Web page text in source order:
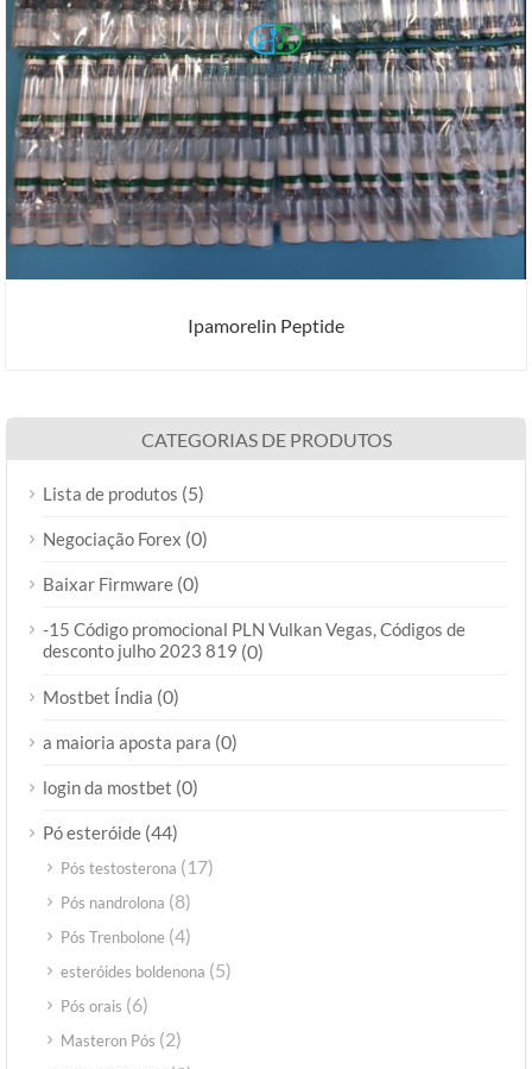
Ipamorelin Peptide
CATEGORIAS DE PRODUTOS
Lista de produtos (5)
Negociação Forex (0)
Baixar Firmware (0)
-15 Código promocional PLN Vulkan Vegas, Códigos de
desconto julho 2023 819 (0)
Mostbet Índia (0)
a maioria aposta para (0)
login da mostbet (0)
Pó esteróide (44)
Pós testosterona (17)
Pós nandrolona (8)
Pós Trenbolone (4)
esteróides boldenona (5)
Pós orais (6)
Masteron Pós (2)